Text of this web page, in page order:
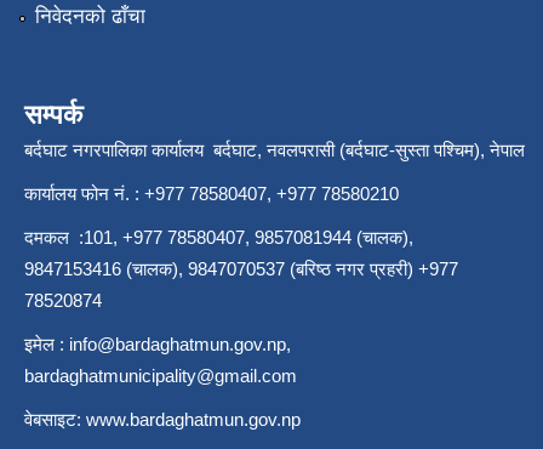
निवेदनको ढाँचा
सम्पर्क
बर्दघाट नगरपालिका कार्यालय बर्दघाट, नवलपरासी (बर्दघाट-सुस्ता पश्चिम), नेपाल
कार्यालय फोन नं. : +977 78580407, +977 78580210
दमकल :101, +977 78580407, 9857081944 (चालक),
9847153416 (चालक), 9847070537 (बरिष्ठ नगर प्रहरी) +977
78520874
इमेल : info@bardaghatmun.gov.np,
bardaghatmunicipality@gmail.com
वेबसाइट: www.bardaghatmun.gov.np